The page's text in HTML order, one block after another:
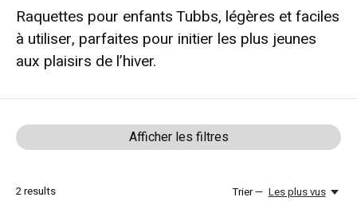
Raquettes pour enfants Tubbs, légères et faciles
à utiliser, parfaites pour initier les plus jeunes
aux plaisirs de l’hiver.
Afficher les filtres
2results Trier — Les plus vus